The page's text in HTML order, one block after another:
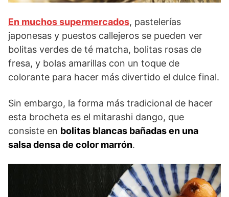
En muchos supermercados, pastelerías
japonesas y puestos callejeros se pueden ver
bolitas verdes de té matcha, bolitas rosas de
fresa, y bolas amarillas con un toque de
colorante para hacer más divertido el dulce final.
Sin embargo, la forma más tradicional de hacer
esta brocheta es el mitarashi dango, que
consiste en bolitas blancas bañadas en una
salsa densa de color marrón.